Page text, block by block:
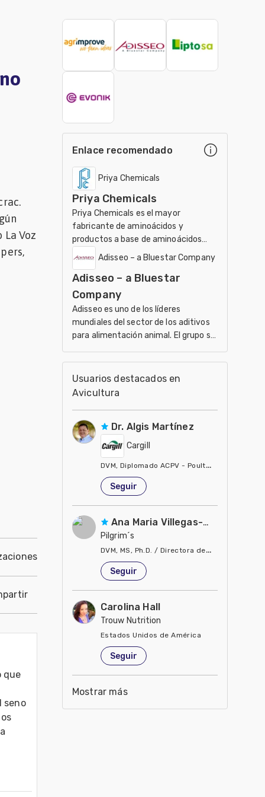
Voz
que
seno
Enlace recomendado
Priya Chemicals
Priya Chemicals
Priya Chemicals es el mayor
fabricante de aminoácidos y
productos a base de aminoácidos
para el uso en el ámbito de
Veterinaria
Adisseo – a Bluestar Company
Adisseo – a Bluestar
Company
Adisseo es uno de los líderes
mundiales del sector de los aditivos
para alimentación animal. El grupo se
investigación.
Usuarios destacados en
Avicultura
Dr. Algis Martínez
Cargill
DVM, Diplomado ACPV - Poultry Veterinarian
Estados Unidos de América
Seguir
Ana Maria Villegas-Gamble
Pilgrim´s
DVM, MS, Ph.D. / Directora de Nutrición
Estados Unidos de América
Seguir
Carolina Hall
Trouw Nutrition
Estados Unidos de América
Seguir
Mostrar más